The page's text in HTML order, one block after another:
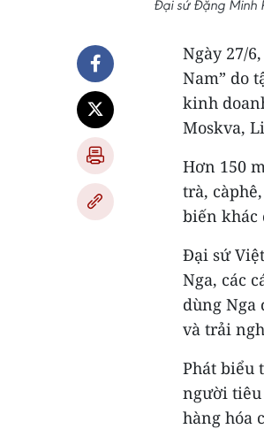
Đại sứ Đặng Minh
Ngày 27/
Nam” do
kinh
Moskva,
Hơn 150
trà,
biến khác
Đại sứ
Nga, các
dùng
và trải
Phát biểu
người tiêu
hàng hóa